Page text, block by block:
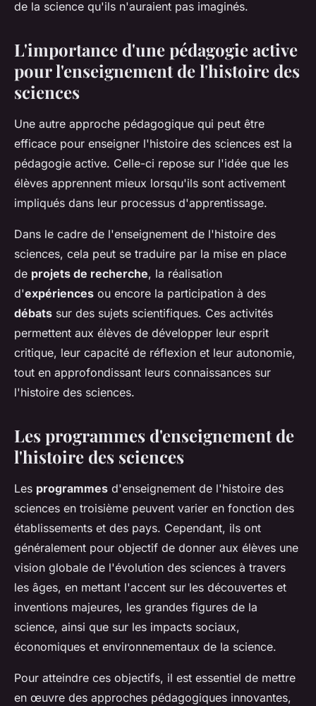
de la science qu'ils n'auraient pas imaginés.
L'importance d'une pédagogie active
pour l'enseignement de l'histoire des
sciences
Une autre approche pédagogique qui peut être
efficace pour enseigner l'histoire des sciences est la
pédagogie active. Celle-ci repose sur l'idée que les
élèves apprennent mieux lorsqu'ils sont activement
impliqués dans leur processus d'apprentissage.
Dans le cadre de l'enseignement de l'histoire des
sciences, cela peut se traduire par la mise en place
de projets de recherche, la réalisation
d'expériences ou encore la participation à des
débats sur des sujets scientifiques. Ces activités
permettent aux élèves de développer leur esprit
critique, leur capacité de réflexion et leur autonomie,
tout en approfondissant leurs connaissances sur
l'histoire des sciences.
Les programmes d'enseignement de
l'histoire des sciences
Les programmes d'enseignement de l'histoire des
sciences en troisième peuvent varier en fonction des
établissements et des pays. Cependant, ils ont
généralement pour objectif de donner aux élèves une
vision globale de l'évolution des sciences à travers
les âges, en mettant l'accent sur les découvertes et
inventions majeures, les grandes figures de la
science, ainsi que sur les impacts sociaux,
économiques et environnementaux de la science.
Pour atteindre ces objectifs, il est essentiel de mettre
en œuvre des approches pédagogiques innovantes,